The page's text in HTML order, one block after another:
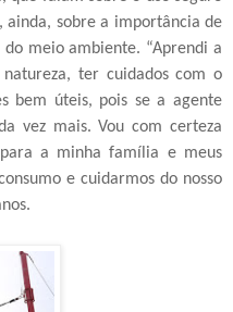
ainda, sobre a importância de
meio ambiente. “Aprendi a
ter cuidados com o
bem úteis, pois se a agente
vez mais. Vou com certeza
a minha família e meus
e cuidarmos do nosso